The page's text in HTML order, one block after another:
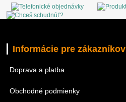
Informácie pre zákazníkov
Doprava a platba
Obchodné podmienky